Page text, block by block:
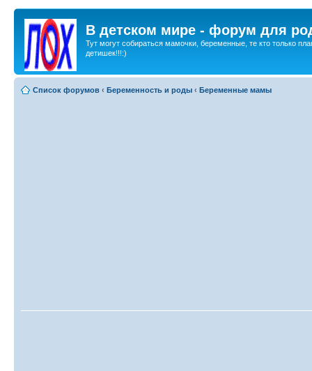
В детском мире - форум для
Тут могут собираться мамочки, беременные, те кто только
детишек!!!:)
Список форумов ‹ Беременность и роды ‹ Беременные мамы